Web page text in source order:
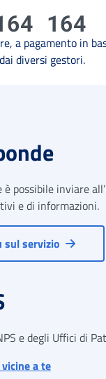
164
a pagamento in
diversi gestori.
è possibile inviare
e di informazioni.
sul servizio
e degli Uffici di
a te